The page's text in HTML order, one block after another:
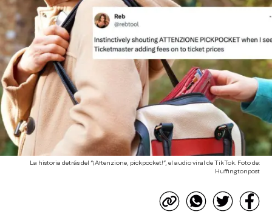
La historia detrás del “¡Attenzione, pickpocket!”, el audio viral de TikTok. Foto de:
Huffingtonpost